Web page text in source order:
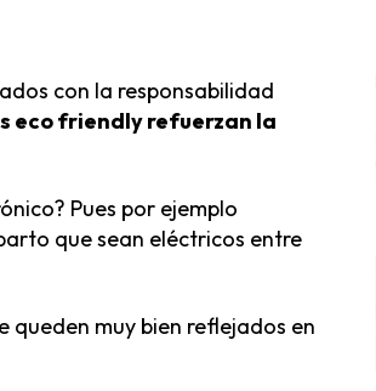
con la responsabilidad
eco friendly refuerzan la
Pues por ejemplo
que sean eléctricos entre
queden muy bien reflejados en